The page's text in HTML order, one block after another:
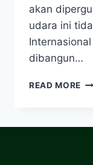
akan
udara ini
dibangun…
READ MORE